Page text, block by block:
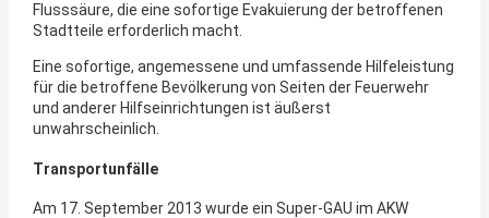
Flusssäure, die eine sofortige Evakuierung der betroffenen
Stadtteile erforderlich macht.
Eine sofortige, angemessene und umfassende Hilfeleistung
für die betroffene Bevölkerung von Seiten der Feuerwehr
und anderer Hilfseinrichtungen ist äußerst
unwahrscheinlich.
Transportunfälle
Am 17. September 2013 wurde ein Super-GAU im AKW